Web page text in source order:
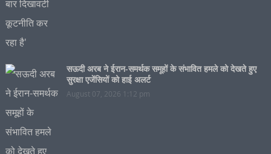
सऊदी अरब ने ईरान-समर्थक समूहों के संभावित हमले को देखते हुए
सुरक्षा एजेंसियों को हाई अलर्ट
August 07, 2026 1:12 pm